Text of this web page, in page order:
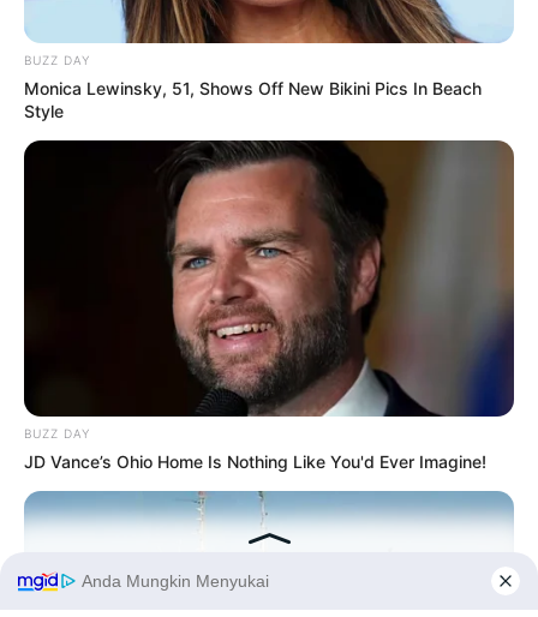
Ambyar! 10 Kalimat Baper
Pakai Bahasa Jawa Ini Bikin
Galau Abis
Fail! 10 Potret Makanan Gagal
Dimasak yang Bikin Kamu
Nggak Selera
10 Pose Manekin Anti
Mainstream yang Konyol
BUZZ DAY
Monica Lewinsky, 51, Shows Off New Bikini Pics In Beach
Style
BUZZ DAY
JD Vance’s Ohio Home Is Nothing Like You'd Ever Imagine!